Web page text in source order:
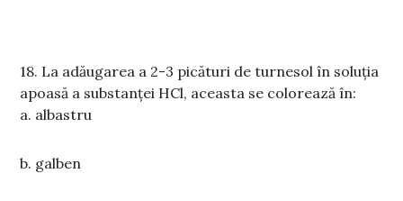
18. La adăugarea a 2-3 picături de turnesol în soluția
apoasă a substanței HCl, aceasta se colorează în:
a. albastru
b. galben